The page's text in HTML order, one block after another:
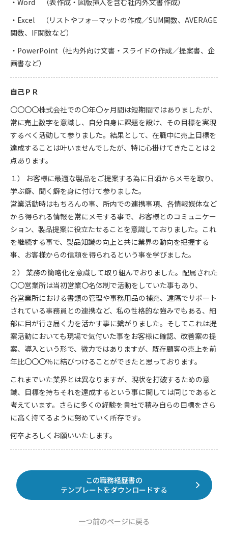
・Word （表作成・図版挿入を含む社内外文書作成）
・Excel （リストやフォーマットの作成／SUM関数、AVERAGE
関数、IF関数など）
・PowerPoint（社内外向け文書・スライドの作成／提案書、企
画書など）
自己ＰＲ
〇〇〇〇株式会社での〇年〇ヶ月間は短期間ではありましたが、
常に売上数字を意識し、自分自身に課題を設け、その目標を実現
するべく活動して参りました。結果として、在職中に売上目標を
達成することは叶いませんでしたが、特に心掛けてきたことは２
点あります。
１） お客様に最適な製品をご提案する為に日頃からメモを取り、
学ぶ癖、聞く癖を身に付けて参りました。
営業活動時はもちろんの事、所内での連携事項、各情報媒体など
から得られる情報を常にメモする事で、お客様とのコミュニケー
ション、製品提案に役立たせることを意識しておりました。これ
を継続する事で、製品知識の向上と共に業界の動向を把握する
事、お客様からの信頼を得られるという事を学びました。
２） 業務の簡略化を意識して取り組んでおりました。配属された
〇〇営業所は当初営業〇名体制で活動をしていた事もあり、
各営業所における書類の管理や事務用品の補充、遠隔でサポート
されている事務員との連携など、私の性格的な強みでもある、細
部に目が行き届く力を活かす事に繋がりました。そしてこれは提
案活動においても現場で気付いた事をお客様に確認、改善案の提
案、導入という形で、微力ではありますが、既存顧客の売上を前
年比〇〇〇％に結びつけることができたと思っております。
これまでいた業界とは異なりますが、現状を打破するための意
識、目標を持ちそれを達成するという事に関しては同じであると
考えています。さらに多くの経験を貴社で積み自らの目標をさら
に高く持てるように努めていく所存です。
何卒よろしくお願いいたします。
この職務経歴書の
テンプレートをダウンロードする
一つ前のページに戻る